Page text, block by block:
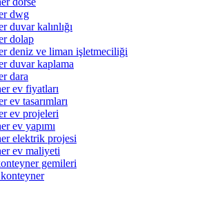
dwg
duvar kalınlığı
dolap
deniz ve liman işletmeciliği
duvar kaplama
dara
ev fiyatları
ev tasarımları
ev projeleri
ev yapımı
elektrik projesi
ev maliyeti
gemileri